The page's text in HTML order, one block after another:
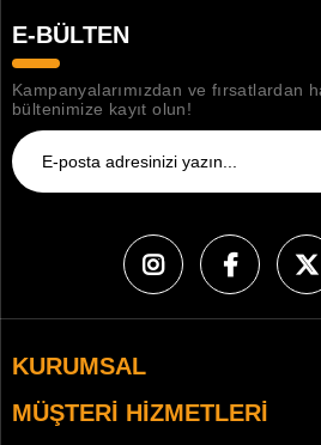
E-BÜLTEN
Kampanyalarımızdan ve fırsatlardan
bültenimize kayıt olun!
KURUMSAL
MÜŞTERI HIZMETLERI